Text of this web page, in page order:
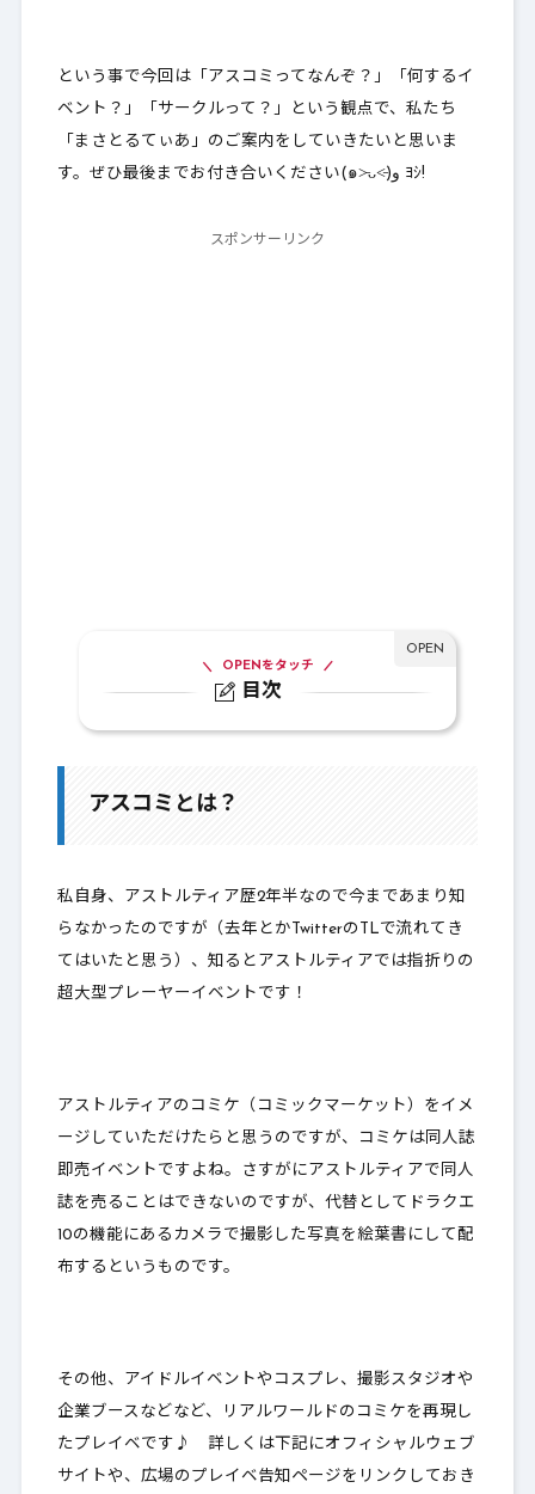
という事で今回は「アスコミってなんぞ？」「何するイ
ベント？」「サークルって？」という観点で、私たち
「まさとるてぃあ」のご案内をしていきたいと思いま
す。ぜひ最後までお付き合いください(๑˃̵ᴗ˂̵)و ﾖｼ!
スポンサーリンク
目次
OPENをタッチ
2. 最後に
アスコミとは？
私自身、アストルティア歴2年半なので今まであまり知
らなかったのですが（去年とかTwitterのTLで流れてき
てはいたと思う）、知るとアストルティアでは指折りの
超大型プレーヤーイベントです！
アストルティアのコミケ（コミックマーケット）をイメ
ージしていただけたらと思うのですが、コミケは同人誌
即売イベントですよね。さすがにアストルティアで同人
誌を売ることはできないのですが、代替として ドラクエ
10の機能にあるカメラで撮影した写真を絵葉書にして配
布する というものです。
その他、アイドルイベントやコスプレ、撮影スタジオや
企業ブースなどなど、リアルワールドのコミケを再現し
たプレイベです♪ 詳しくは下記にオフィシャルウェブ
サイトや、広場のプレイベ告知ページをリンクしておき